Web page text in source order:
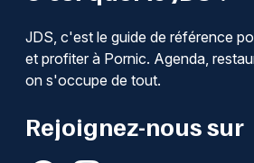
JDS, c'est le guide de référence
et profiter à Pornic. Agenda,
on s'occupe de tout.
Rejoignez-nous sur